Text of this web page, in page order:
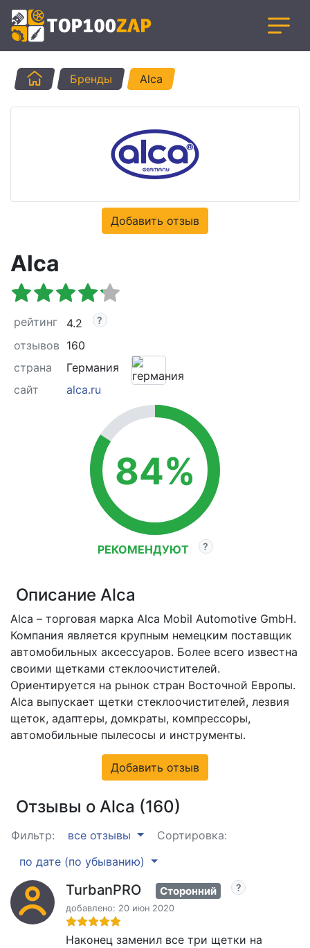
ГлавнаяБренды Alca
Добавить отзыв
Alca
рейтинг
4.2
отзывов 160
страна
Германия
сайт
alca.ru
84%
РЕКОМЕНДУЮТ
Описание Alca
Alca – торговая марка Alca Mobil Automotive GmbH.
Компания является крупным немецким поставщик
автомобильных аксессуаров. Более всего известна
своими щетками стеклоочистителей.
Ориентируется на рынок стран Восточной Европы.
Alca выпускает щетки стеклоочистителей, лезвия
щеток, адаптеры, домкраты, компрессоры,
автомобильные пылесосы и инструменты.
Добавить отзыв
Отзывы о Alca (160)
Фильтр: все отзывы
Сортировка:
по дате (по убыванию)
TurbanPRO Сторонний
добавлено: 20 июн 2020
Наконец заменил все три щетки на